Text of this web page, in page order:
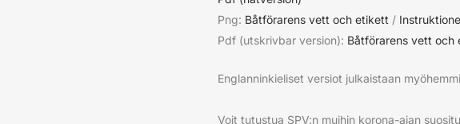
Png: Båtförarens vett och etikett /
Pdf (utskrivbar version): Båtförarens vett och
Englanninkieliset versiot julkaistaan
Voit tutustua SPV:n muihin korona-ajan